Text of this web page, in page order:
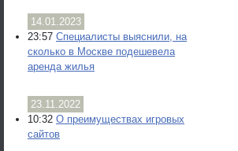
14.01.2023
23:57 Специалисты выяснили, на
сколько в Москве подешевела
аренда жилья
23.11.2022
10:32 О преимуществах игровых
сайтов